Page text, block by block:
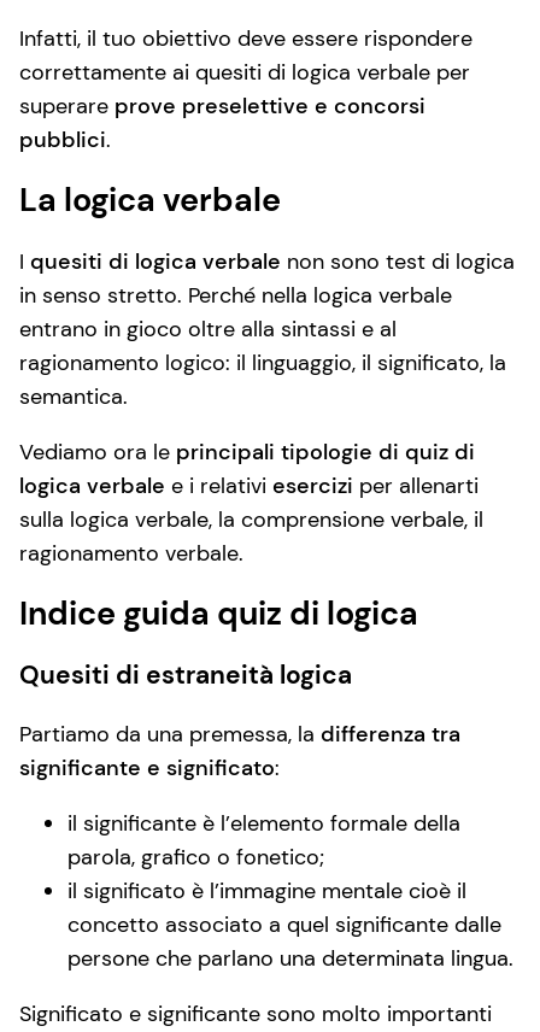
Infatti, il tuo obiettivo deve essere rispondere
correttamente ai quesiti di logica verbale per
superare prove preselettive e concorsi
pubblici.
La logica verbale
I quesiti di logica verbale non sono test di logica
in senso stretto. Perché nella logica verbale
entrano in gioco oltre alla sintassi e al
ragionamento logico: il linguaggio, il significato, la
semantica.
Vediamo ora le principali tipologie di quiz di
logica verbale e i relativi esercizi per allenarti
sulla logica verbale, la comprensione verbale, il
ragionamento verbale.
Indice guida quiz di logica
Quesiti di estraneità logica
Partiamo da una premessa, la differenza tra
significante e significato:
il significante è l’elemento formale della
parola, grafico o fonetico;
il significato è l’immagine mentale cioè il
concetto associato a quel significante dalle
persone che parlano una determinata lingua.
Significato e significante sono molto importanti